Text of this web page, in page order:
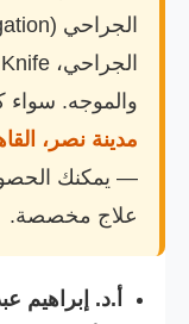
والموجه.
مدينة نصر،
— يمكنك
علاج مخصصة.
أ.د. إبراهيم